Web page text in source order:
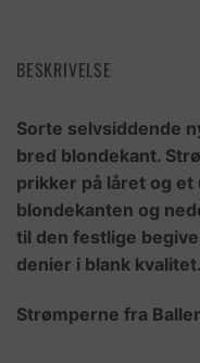
BESKRIVELSE
Sorte selvsiddende
bred blondekant.
prikker på låret og
blondekanten og
til den festlige
denier i blank
Strømperne fra